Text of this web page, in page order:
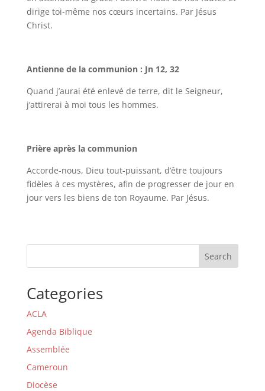
dirige toi-même nos cœurs incertains. Par Jésus
Christ.
Antienne de la communion : Jn 12, 32
Quand j’aurai été enlevé de terre, dit le Seigneur,
j’attirerai à moi tous les hommes.
Prière après la communion
Accorde-nous, Dieu tout-puissant, d’être toujours
fidèles à ces mystères, afin de progresser de jour en
jour vers les biens de ton Royaume. Par Jésus.
Search
Categories
ACLA
Agenda Biblique
Assemblée
Cameroun
Diocèse